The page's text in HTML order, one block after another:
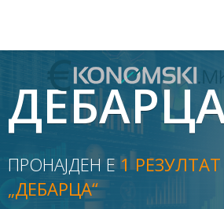
АКТУЕЛНО
ЕКОНОМИЈА
ФИНАНСИИ
БАНКАРСТВО
ПРОНАЈДЕН Е1 РЕЗУЛТАТ
„ДЕБАРЦА“